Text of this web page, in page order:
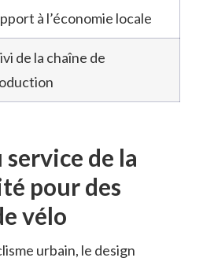
à l’économie locale
de la chaîne de
service de la
pour des
vélo
urbain, le design